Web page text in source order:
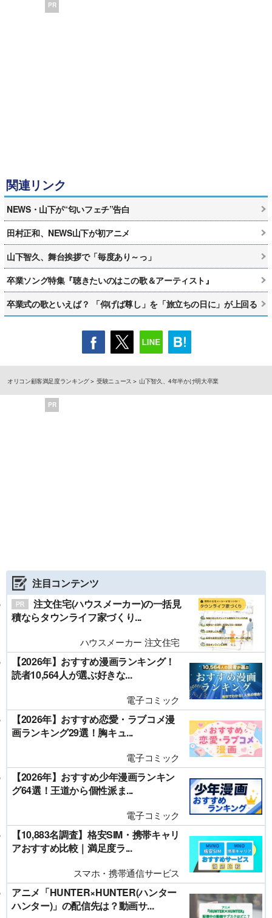
PR
関連リンク
NEWS・山下が“匂いフェチ”告白
田村正和、NEWS山下が初アニメ
山下智久、舞台挨拶で「毎度あり～っ」
卒業ソング特集『聴きたいのはこの歌＆アーティスト』
卒業式の歌といえば？ 「仰げば尊し」を「旅立ちの日に」が上回る
オリコン顧客満足度ランキング 受験ニュース 山下智久、4年半かけ明大卒業
PR
注目コンテンツ
注文住宅(ハウスメーカー)の一括見
積ならタウンライフ家づくり...
ハウスメーカー 注文住宅
【2026年】おすすめ漫画ランキング！
読者10,564人が選ぶ好きな...
電子コミック
【2026年】おすすめ恋愛・ラブコメ漫
画ランキング29選！胸キュ...
電子コミック
【2026年】おすすめ少年漫画ランキン
グ64選！王道から個性派ま...
電子コミック
【10,883名調査】格安SIM・携帯キャリ
アおすすめ比較｜満足度ラ...
スマホ・携帯通信サービス
アニメ「HUNTER×HUNTER(ハンター
ハンター)」の配信先は？動画サ...